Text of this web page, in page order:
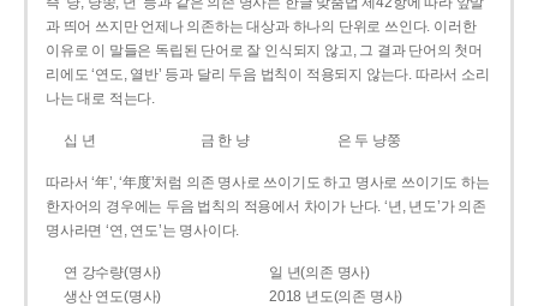
과 띄어 쓰지만 언제나 의존하는 대상과 하나의 단위로 쓰인다. 이러한
이유로 이 말들은 독립된 단어로 잘 인식되지 않고, 그 결과 단어의 첫머
리에도 ‘연도, 열반’ 등과 달리 두음 법칙이 적용되지 않는다. 따라서 소리
나는 대로 적는다.
십 년 금 한 냥 은 두 냥쭝
따라서 ‘年’, ‘年度’처럼 의존 명사로 쓰이기도 하고 명사로 쓰이기도 하는
한자어의 경우에는 두음 법칙의 적용에서 차이가 난다. ‘년, 년도’가 의존
명사라면 ‘연, 연도’는 명사이다.
연 강수량(명사)
일 년(의존 명사)
생산 연도(명사)
2018 년도(의존 명사)